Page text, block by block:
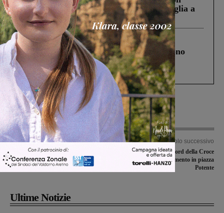
Fiorentino l’uomo che aveva ucciso la figlia a
Levane nel 2020
Cronaca 4 Agosto 2026
Un anno fa la strage in A1 in cui morirono
Gianni, Giulia e Franco. Lo schianto, il
processo, lo stop ai sorpassi fra tir....
Articolo precedente
Stanno per prendere il via i lavori
lungo la provinciale delle Miniere a
Santa Barbara, San Cipriano e Neri
Articolo successivo
Torna la calza da record della Croce
Azzurra: appuntamento in piazza
Potente
Ultime Notizie